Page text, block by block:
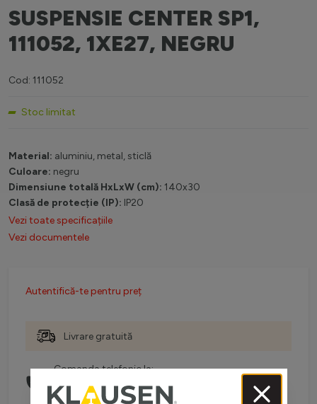
SUSPENSIE CENTER SP1,
111052, 1XE27, NEGRU
Cod: 111052
Stoc limitat
Material: aluminiu, metal, sticlă
Culoare: negru
Dimensiune totală HxLxW (cm): 140x30
Clasă de protecție (IP): IP20
Vezi toate specificațiile
Vezi documentele
Autentifică-te pentru preț
Livrare gratuită
Comanda telefonic la:
0738 757 210
(L-V: 08:30-16:00)